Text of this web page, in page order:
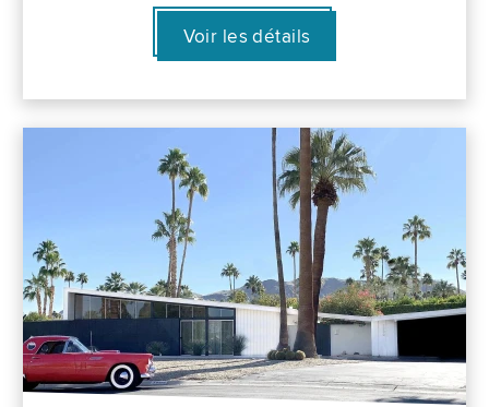
Voir les détails